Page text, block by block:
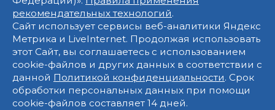
рекомендательных технологий.
Сайт использует сервисы веб-аналитики Яндекс
Метрика и LiveInternet. Продолжая использовать
этот Сайт, вы соглашаетесь с использованием
cookie-файлов и других данных в соответствии с
данной Политикой конфиденциальности. Срок
обработки персональных данных при помощи
cookie-файлов составляет 14 дней.